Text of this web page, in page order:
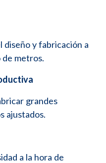
diseño y fabricación a
metros.
grandes
ajustados.
a la hora de